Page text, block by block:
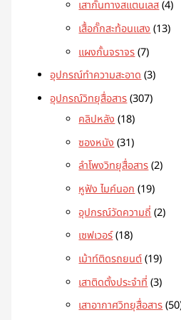
เสากั้นทางสแตนเลส 4
เสื้อกั๊กสะท้อนแสง 13
แผงกั้นจราจร 7
อุปกรณ์ทำความสะอาด 3
อุปกรณ์วิทยุสื่อสาร 307
คลิปหลัง 18
ซองหนัง 31
ลำโพงวิทยุสื่อสาร 2
หูฟัง ไมค์นอก 19
อุปกรณ์วัดความถี่ 2
เซฟเวอร์ 18
เม้าท์ติดรถยนต์ 19
เสาติดตั้งประจำที่ 3
เสาอากาศวิทยุสื่อสาร 50